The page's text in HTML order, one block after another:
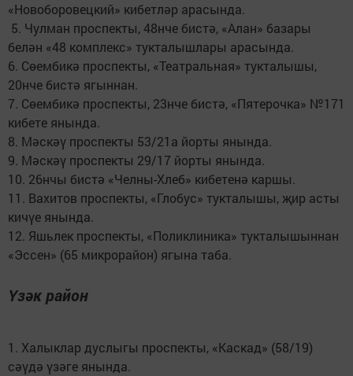
«Новоборовецкий» кибетләр арасында.
5. Чулман проспекты, 48нче бистә, «Алан» базары
белән «48 комплекс» тукталышлары арасында.
6. Сөембикә проспекты, «Театральная» тукталышы,
20нче бистә ягыннан.
7. Сөембикә проспекты, 23нче бистә, «Пятерочка» №171
кибете янында.
8. Мәскәү проспекты 53/21а йорты янында.
9. Мәскәү проспекты 29/17 йорты янында.
10. 26нчы бистә «Челны-Хлеб» кибетенә каршы.
11. Вахитов проспекты, «Глобус» тукталышы, җир асты
кичүе янында.
12. Яшьлек проспекты, «Поликлиника» тукталышыннан
«Эссен» (65 микрорайон) ягына таба.
Үзәк район
1. Халыклар дуслыгы проспекты, «Каскад» (58/19)
сәүдә үзәге янында.